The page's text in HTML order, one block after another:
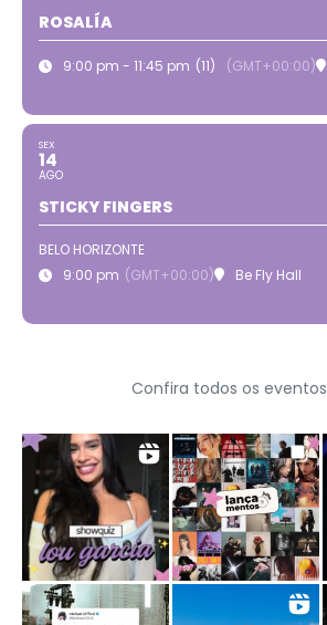
ROSALÍA
9:00 pm - 11:45 pm (11) (GMT+00:00)
SEX
14
AGO
STICKY FINGERS
BELO HORIZONTE
9:00 pm (GMT+00:00) Be Fly Hall
Confira todos os eventos